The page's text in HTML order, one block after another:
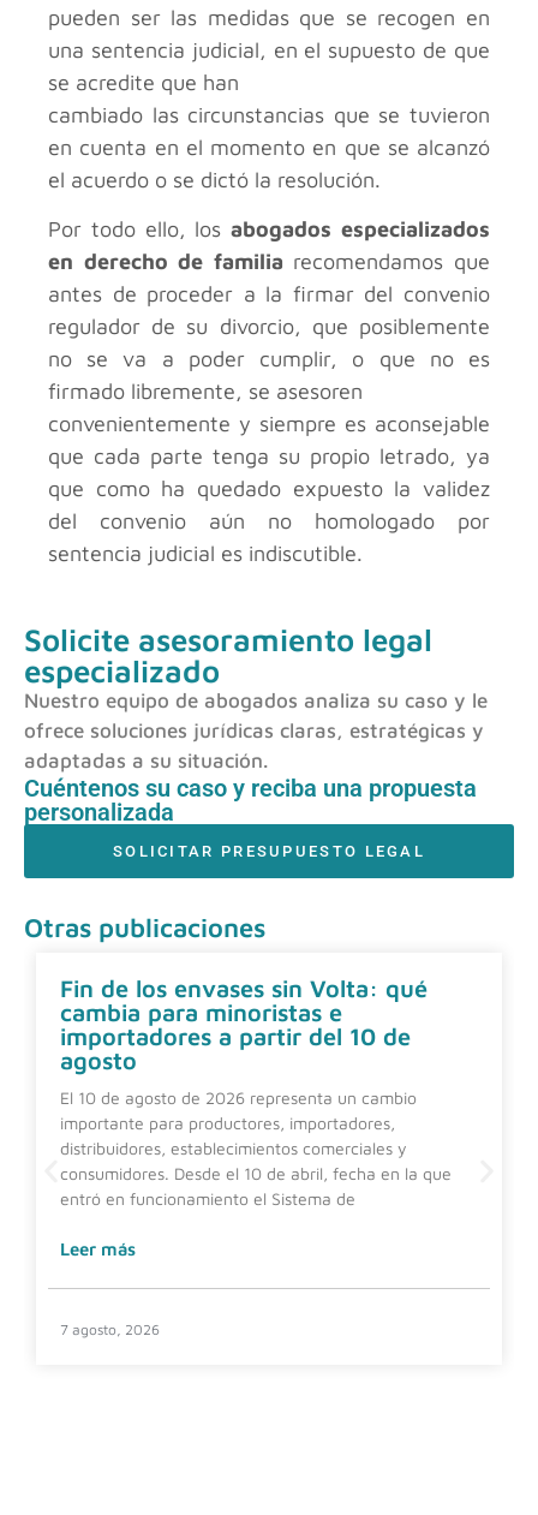
pueden ser las medidas que se recogen en
una sentencia judicial, en el supuesto de que
se acredite que han
cambiado las circunstancias que se tuvieron
en cuenta en el momento en que se alcanzó
el acuerdo o se dictó la resolución.
Por todo ello, losabogados especializados
en derecho de familia recomendamos que
antes de proceder a la firmar del convenio
regulador de su divorcio, que posiblemente
no se va a poder cumplir, o que no es
firmado libremente, se asesoren
convenientemente y siempre es aconsejable
que cada parte tenga su propio letrado, ya
que como ha quedado expuesto la validez
del convenio aún no homologado por
sentencia judicial es indiscutible.
Solicite asesoramiento legal
especializado
Nuestro equipo de abogados analiza su caso y le
ofrece soluciones jurídicas claras, estratégicas y
adaptadas a su situación.
Cuéntenos su caso y reciba una propuesta
personalizada
SOLICITAR PRESUPUESTO LEGAL
Otras publicaciones
Fin de los envases sin Volta: qué
cambia para minoristas e
importadores a partir del 10 de
agosto
El 10 de agosto de 2026 representa un cambio
importante para productores, importadores,
distribuidores, establecimientos comerciales y
consumidores. Desde el 10 de abril, fecha en la que
entró en funcionamiento el Sistema de
Leer más
7 agosto, 2026